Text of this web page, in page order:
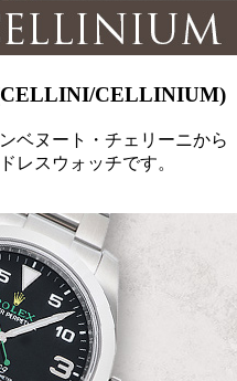
CELLINIUM)
ベヌート・チェリーニから
レスウォッチです。